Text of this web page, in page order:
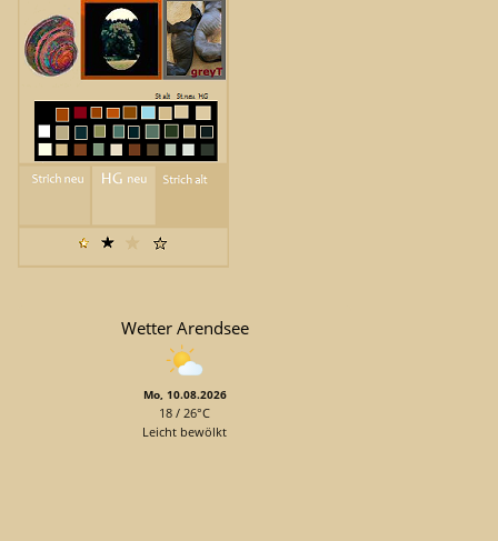
Wetter Arendsee
Mo, 10.08.2026
18 / 26°C
Leicht bewölkt